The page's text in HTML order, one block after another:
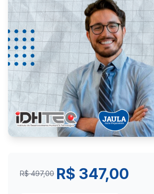
R$ 497,00 R$ 347,00